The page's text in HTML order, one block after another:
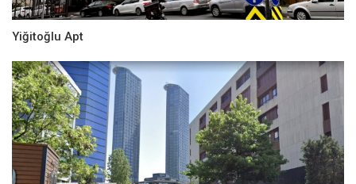
Yiğitoğlu Apt